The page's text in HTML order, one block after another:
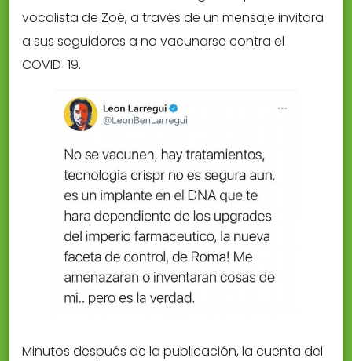
vocalista de Zoé, a través de un mensaje invitara
a sus seguidores a no vacunarse contra el
COVID-19.
Minutos después de la publicación, la cuenta del